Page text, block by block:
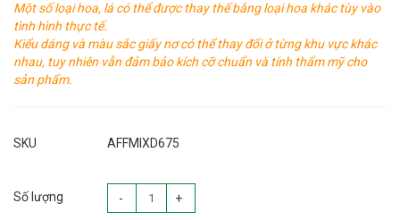
Một số loại hoa, lá có thể được thay thế bằng loại hoa khác tùy vào
tình hình thực tế.
Kiểu dáng và màu sắc giấy nơ có thể thay đổi ở từng khu vực khác
nhau, tuy nhiên vẫn đảm bảo kích cỡ chuẩn và tính thẩm mỹ cho
sản phẩm.
SKU AFFMIXD675
Số lượng - +